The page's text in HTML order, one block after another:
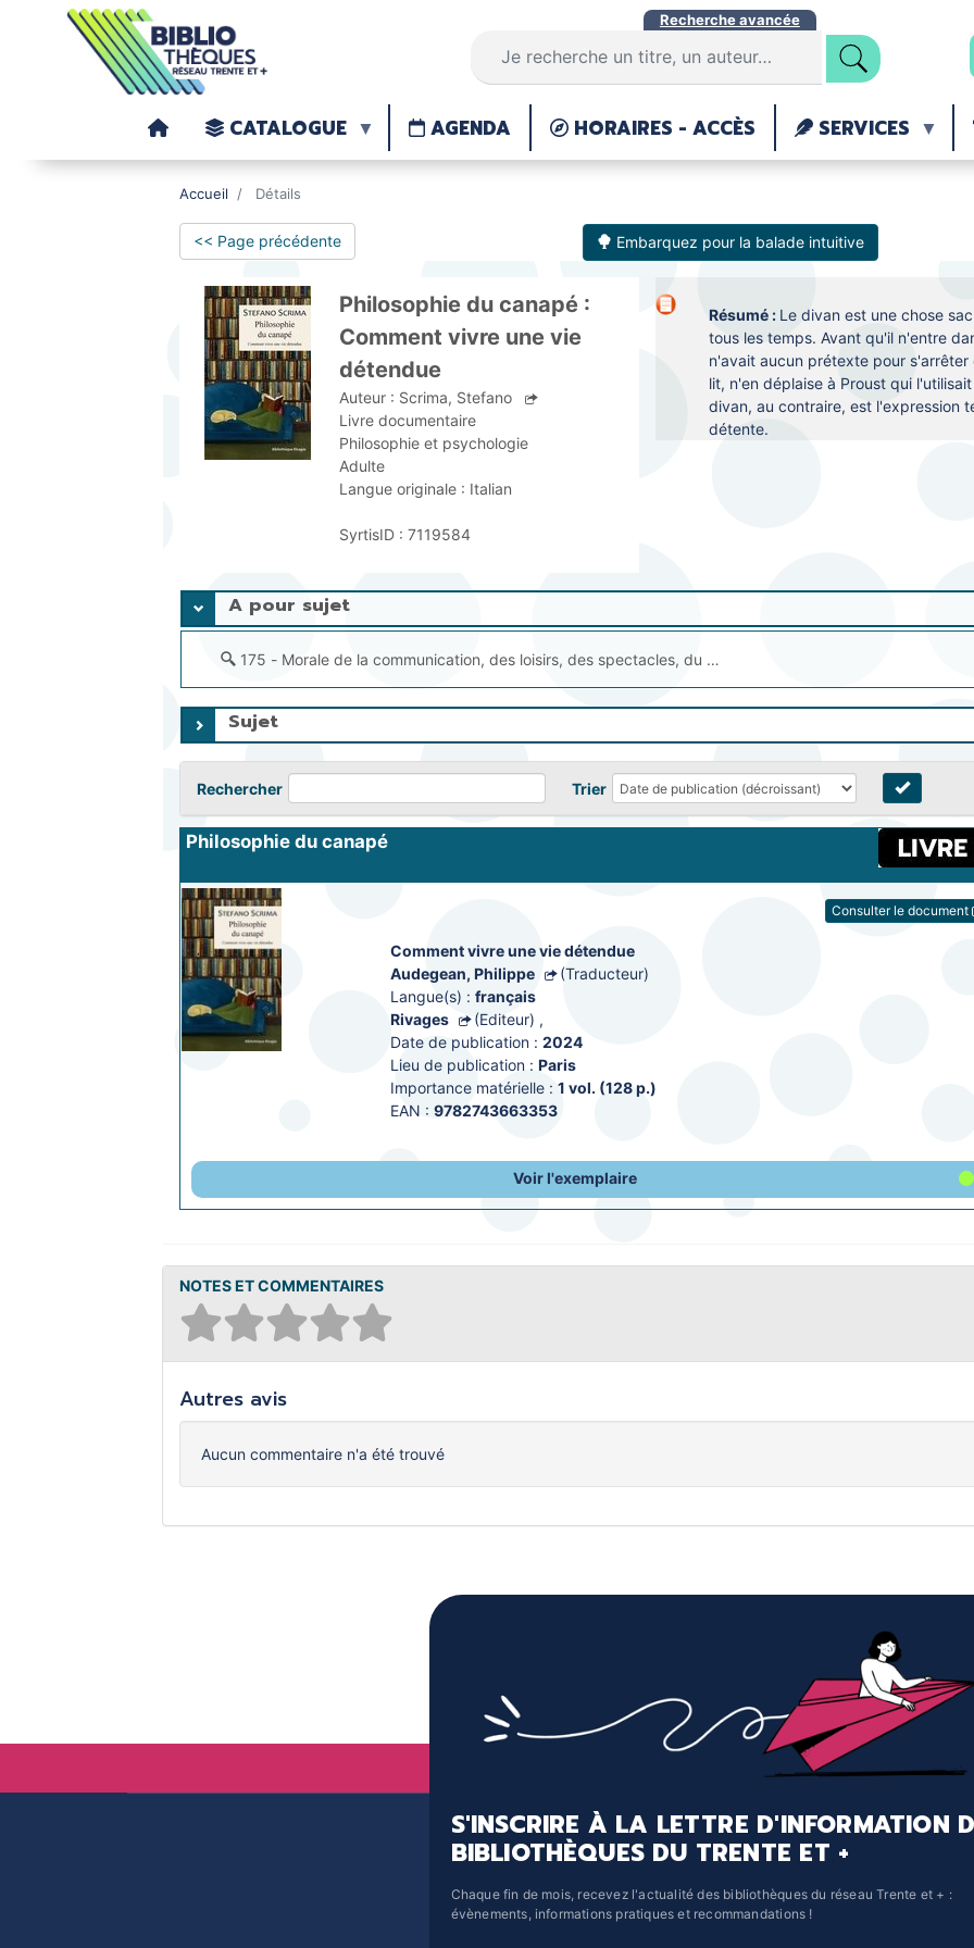
Aller
contenu
principal
Recherche avancée
CATALOGUE AGENDA HORAIRES - ACCÈS SERVICES
Accueil Détails
Embarquez pour la balade intuitive
<< Page précédente
Philosophie du canapé :
Comment vivre une vie
détendue
Auteur : Scrima, Stefano
Livre documentaire
Philosophie et psychologie
Adulte
Langue originale : Italian
SyrtisID : 7119584
Résumé : Le divan est une chose
tous les temps. Avant qu'il n'entre
n'avait aucun prétexte pour
lit, n'en déplaise à Proust qui
divan, au contraire, est l'expression
détente.
A pour sujet
175 - Morale de la communication, des loisirs, des spectacles, du divertissement
Sujet
Rechercher Trier
Philosophie du canapé
Consulter le document
Comment vivre une vie détendue
Audegean, Philippe
(Traducteur)
Langue(s) : français
Rivages
(Editeur) ,
Date de publication : 2024
Lieu de publication : Paris
Importance matérielle : 1 vol. (128 p.)
EAN : 9782743663353
Voir l'exemplaire
NOTES ET COMMENTAIRES
Autres avis
Aucun commentaire n'a été trouvé
S'INSCRIRE À LA LETTRE D'INFORMATION
BIBLIOTHÈQUES DU TRENTE ET +
Chaque fin de mois, recevez l'actualité des bibliothèques du réseau Trente et + :
évènements, informations pratiques et recommandations !